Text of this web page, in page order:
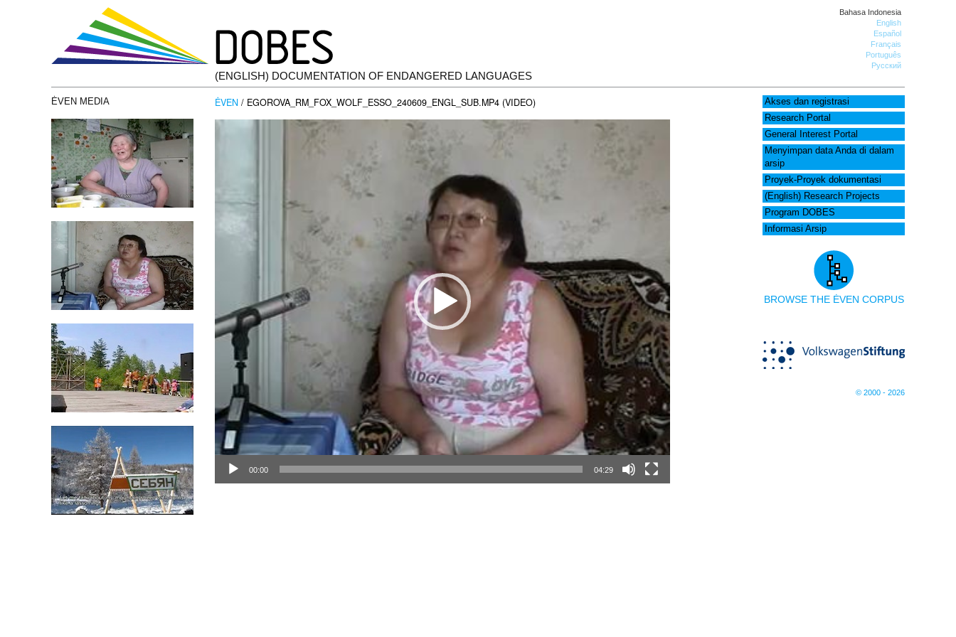
Bahasa Indonesia
English
Español
Français
Português
Русский
(ENGLISH) DOCUMENTATION OF ENDANGERED LANGUAGES
ĖVEN MEDIA
Akses dan registrasi
Research Portal
General Interest Portal
Menyimpan data Anda di dalam
arsip
Proyek-Proyek dokumentasi
(English) Research Projects
Program DOBES
Informasi Arsip
BROWSE THE ĖVEN CORPUS
© 2000 - 2026
ĖVEN / EGOROVA_RM_FOX_WOLF_ESSO_240609_ENGL_SUB.MP4 (VIDEO)
Pemutar
00:00 04:29